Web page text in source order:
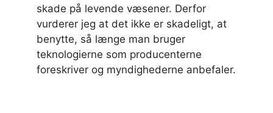
skade på levende væsener. Derfor
vurderer jeg at det ikke er skadeligt, at
benytte, så længe man bruger
teknologierne som producenterne
foreskriver og myndighederne anbefaler.